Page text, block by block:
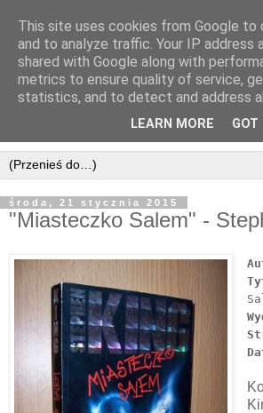
środa, 21 stycznia 2015
"Miasteczko Salem" -
This site uses cookies from Google to
and to analyze traffic. Your IP address
shared with Google along with
metrics to ensure quality of service,
statistics, and to detect and address
LEARN MORE GOT